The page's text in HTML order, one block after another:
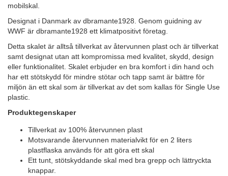
mobilskal.
Designat i Danmark av dbramante1928. Genom guidning av
WWF är dbramante1928 ett klimatpositivt företag.
Detta skalet är alltså tillverkat av återvunnen plast och är tillverkat
samt designat utan att kompromissa med kvalitet, skydd, design
eller funktionalitet. Skalet erbjuder en bra komfort i din hand och
har ett stötskydd för mindre stötar och tapp samt är bättre för
miljön än ett skal som är tillverkat av det som kallas för Single Use
plastic.
Produktegenskaper
Tillverkat av 100% återvunnen plast
Motsvarande återvunnen materialvikt för en 2 liters
plastflaska används för att göra ett skal
Ett tunt, stötskyddande skal med bra grepp och lättryckta
knappar.